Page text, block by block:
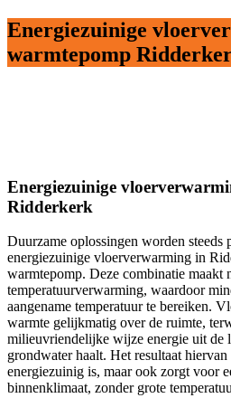
Energiezuinige
warmtepomp
Energiezuinige
Ridderkerk
Duurzame oplossingen worden steeds
energiezuinige vloerverwarming in
warmtepomp. Deze combinatie maakt
temperatuurverwarming, waardoor
aangename temperatuur te bereiken.
warmte gelijkmatig over de ruimte,
milieuvriendelijke wijze energie uit de
grondwater haalt. Het resultaat hiervan
energiezuinig is, maar ook zorgt voor
binnenklimaat, zonder grote